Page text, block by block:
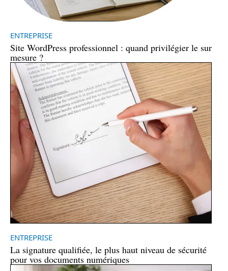
ENTREPRISE
Site WordPress professionnel : quand privilégier le sur
mesure ?
ENTREPRISE
La signature qualifiée, le plus haut niveau de sécurité
pour vos documents numériques